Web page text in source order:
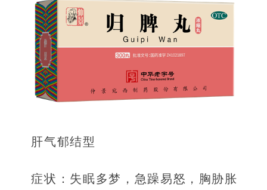
肝气郁结型
症状：失眠多梦，急躁易怒，胸胁胀